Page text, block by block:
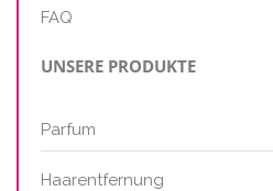
FAQ
UNSERE PRODUKTE
Parfum
Haarentfernung